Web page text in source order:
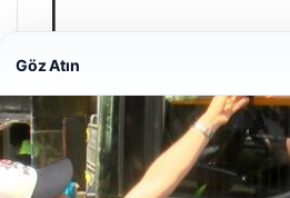
Enes Kaplan Avukatlık Bürosu
28/04/2026
Göz Atın